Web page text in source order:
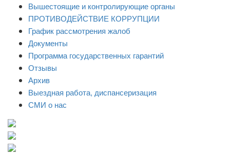
Вышестоящие и контролирующие органы
ПРОТИВОДЕЙСТВИЕ КОРРУПЦИИ
График рассмотрения жалоб
Документы
Программа государственных гарантий
Отзывы
Архив
Выездная работа, диспансеризация
СМИ о нас